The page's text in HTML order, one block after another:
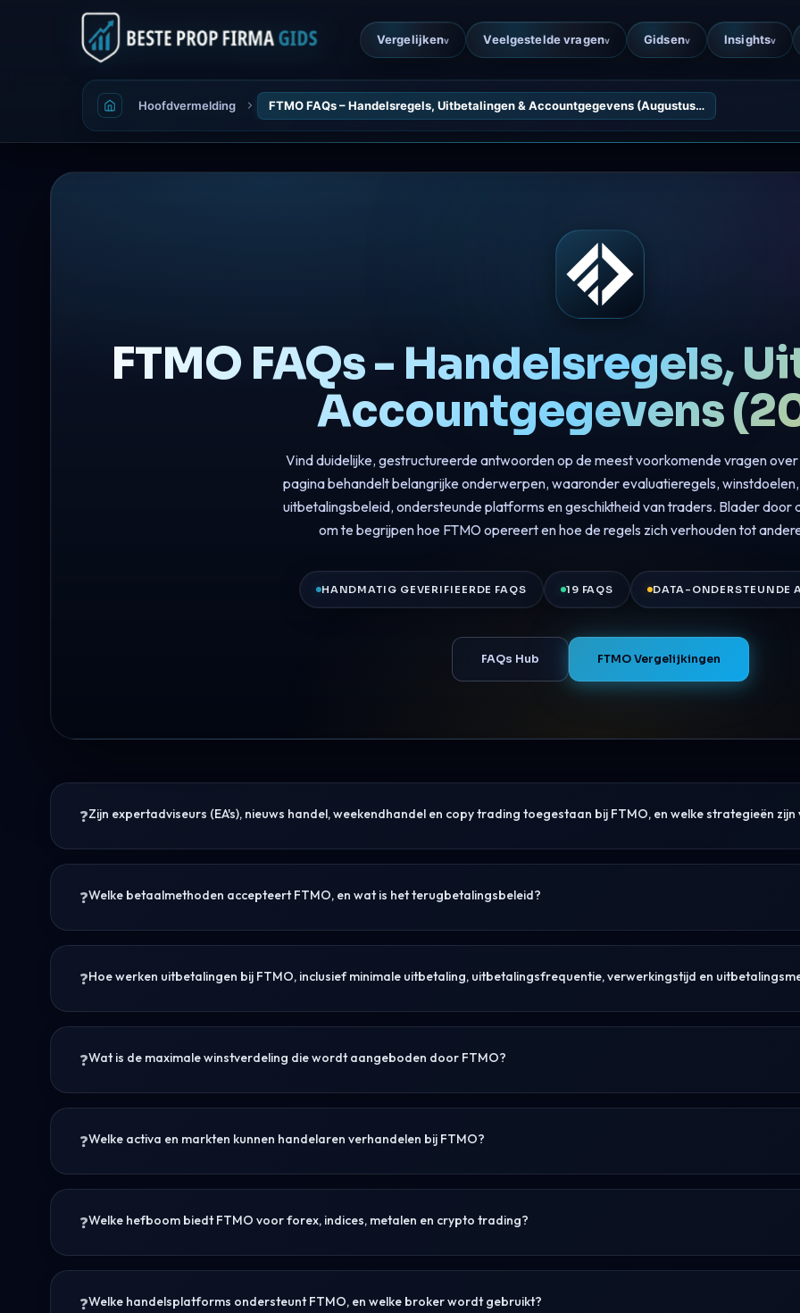
Vergelijkenv Veelgestelde vragenv Gidsenv Insightsv
Hoofdvermelding FTMO FAQs – Handelsregels, Uitbetalingen & Accountgegevens (Augustus…
FTMO FAQs - Handelsregels,
Accountgegevens
Vind duidelijke, gestructureerde antwoorden op de meest voorkomende vragen
pagina behandelt belangrijke onderwerpen, waaronder evaluatieregels,
uitbetalingsbeleid, ondersteunde platforms en geschiktheid van traders. Blader door
om te begrijpen hoe FTMO opereert en hoe de regels zich verhouden tot
HANDMATIG GEVERIFIEERDE FAQS 19 FAQS DATA-ONDERSTEUNDE
FAQs Hub FTMO Vergelijkingen
Zijn expertadviseurs (EA's), nieuws handel, weekendhandel en copy trading toegestaan bij FTMO, en welke strategieën
Welke betaalmethoden accepteert FTMO, en wat is het terugbetalingsbeleid?
Hoe werken uitbetalingen bij FTMO, inclusief minimale uitbetaling, uitbetalingsfrequentie, verwerkingstijd en
Wat is de maximale winstverdeling die wordt aangeboden door FTMO?
Welke activa en markten kunnen handelaren verhandelen bij FTMO?
Welke hefboom biedt FTMO voor forex, indices, metalen en crypto trading?
Welke handelsplatforms ondersteunt FTMO, en welke broker wordt gebruikt?